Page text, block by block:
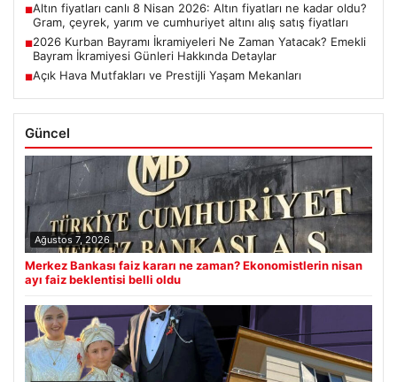
■Altın fiyatları canlı 8 Nisan 2026: Altın fiyatları ne kadar oldu?
Gram, çeyrek, yarım ve cumhuriyet altını alış satış fiyatları
■2026 Kurban Bayramı İkramiyeleri Ne Zaman Yatacak? Emekli
Bayram İkramiyesi Günleri Hakkında Detaylar
■Açık Hava Mutfakları ve Prestijli Yaşam Mekanları
Güncel
Ağustos 7, 2026
Merkez Bankası faiz kararı ne zaman? Ekonomistlerin nisan
ayı faiz beklentisi belli oldu